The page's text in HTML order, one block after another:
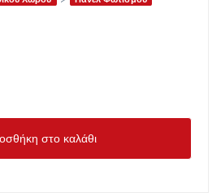
στο καλάθι